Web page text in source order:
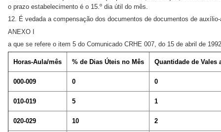
o prazo estabelecimento é o 15.º dia útil do mês.
12. É vedada a compensação dos documentos de documentos de
ANEXO I
a que se refere o item 5 do Comunicado CRHE 007, do 15 de abril de 1992
Horas-Aula/mês % de Dias Úteis no Mês Quantidade de Vales
000-009 0 0
010-019 5 1
020-029 10 2